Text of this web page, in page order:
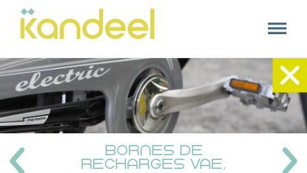
Accueil
+
Nos expertises
Nos références
BORNES DE
RECHARGES VAE,